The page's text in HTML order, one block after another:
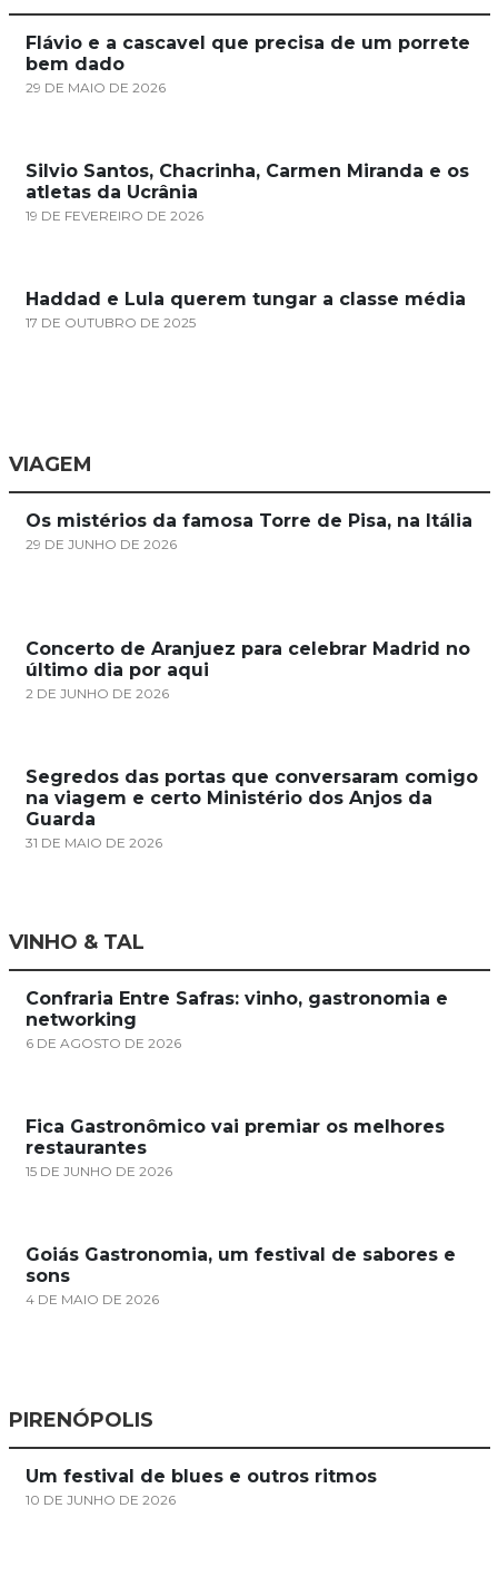
Flávio e a cascavel que precisa de um porrete
bem dado
29 DE MAIO DE 2026
Silvio Santos, Chacrinha, Carmen Miranda e os
atletas da Ucrânia
19 DE FEVEREIRO DE 2026
Haddad e Lula querem tungar a classe média
17 DE OUTUBRO DE 2025
VIAGEM
Os mistérios da famosa Torre de Pisa, na Itália
29 DE JUNHO DE 2026
Concerto de Aranjuez para celebrar Madrid no
último dia por aqui
2 DE JUNHO DE 2026
Segredos das portas que conversaram comigo
na viagem e certo Ministério dos Anjos da
Guarda
31 DE MAIO DE 2026
VINHO & TAL
Confraria Entre Safras: vinho, gastronomia e
networking
6 DE AGOSTO DE 2026
Fica Gastronômico vai premiar os melhores
restaurantes
15 DE JUNHO DE 2026
Goiás Gastronomia, um festival de sabores e
sons
4 DE MAIO DE 2026
PIRENÓPOLIS
Um festival de blues e outros ritmos
10 DE JUNHO DE 2026